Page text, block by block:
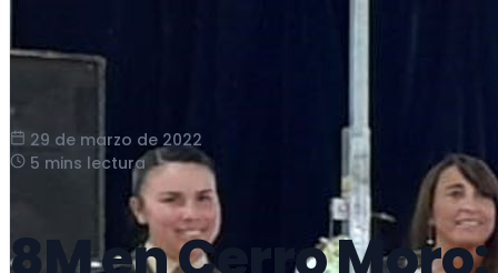
29 de marzo de 2022
5 mins lectura